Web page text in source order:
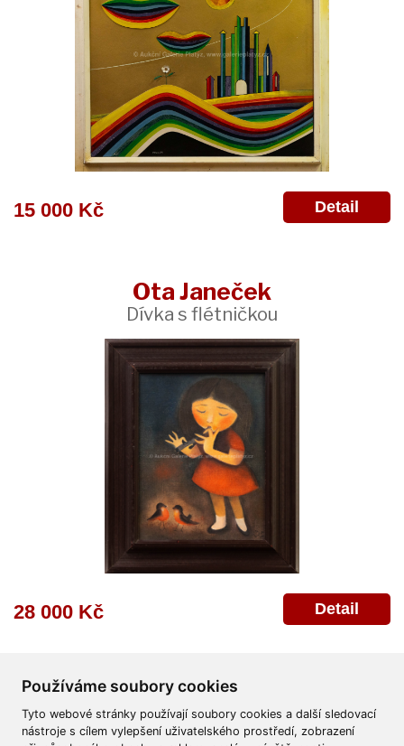
Používáme soubory cookies
Tyto webové stránky používají soubory cookies a další sledovací
nástroje s cílem vylepšení uživatelského prostředí, zobrazení
15 000 Kč Detail
Ota Janeček
Dívka s flétničkou
28 000 Kč Detail